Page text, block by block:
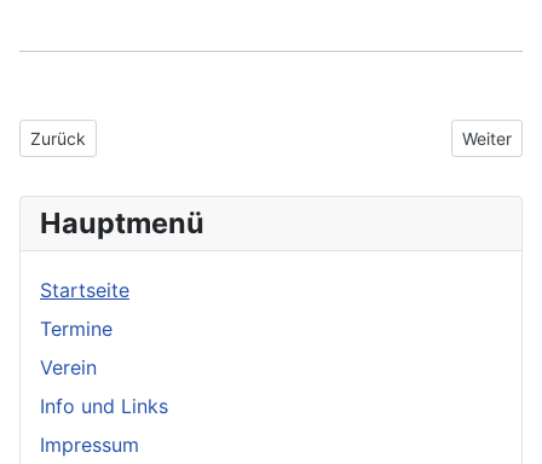
Vorheriger Beitrag: Jahreshauptversammlung 2025
Zurück Nächster
Weiter
Hauptmenü
Startseite
Termine
Verein
Info und Links
Impressum